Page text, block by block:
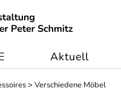
Aktuell
> Verschiedene Möbel